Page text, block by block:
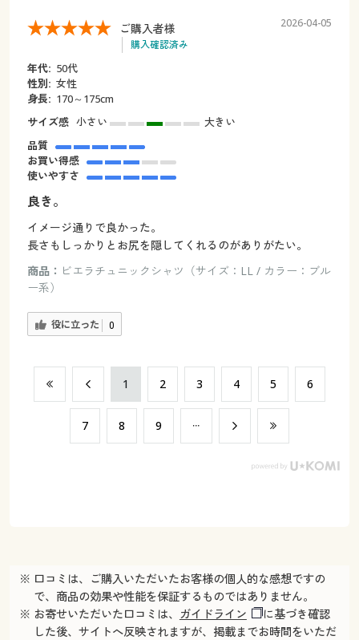
ご購入者様
購入確認済み
2026-04-05
年代: 50代
性別: 女性
身長: 170～175cm
サイズ感 小さい
大きい
品質
お買い得感
使いやすさ
良き。
イメージ通りで良かった。
長さもしっかりとお尻を隠してくれるのがありがたい。
商品： ビエラチュニックシャツ（サイズ：LL / カラー：ブル
ー系）
役に立った 0
​1 ​2 ​3 ​4 ​5 ​6
​7 ​8 ​9
※ 口コミは、ご購入いただいたお客様の個人的な感想ですの
で、商品の効果や性能を保証するものではありません。
※ お寄せいただいた口コミは、 ガイドライン
に基づき確認
した後、サイトへ反映されますが、掲載までお時間をいただ